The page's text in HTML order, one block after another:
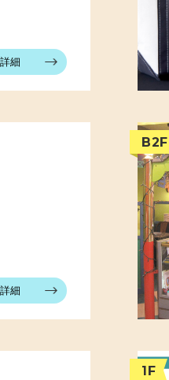
詳細
詳細
B2F
1F